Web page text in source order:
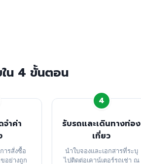
ใน 4 ขั้นตอน
จำค่า
ารสั่งซื้อ
อย่างถูก
4
รับรถและเดินทางท่อง
เที่ยว
นำใบจองและเอกสารที่ระบุ
ไปติดต่อเคาน์เตอร์รถเช่า ณ